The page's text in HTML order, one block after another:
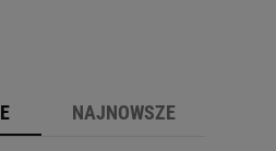
NAJNOWSZE